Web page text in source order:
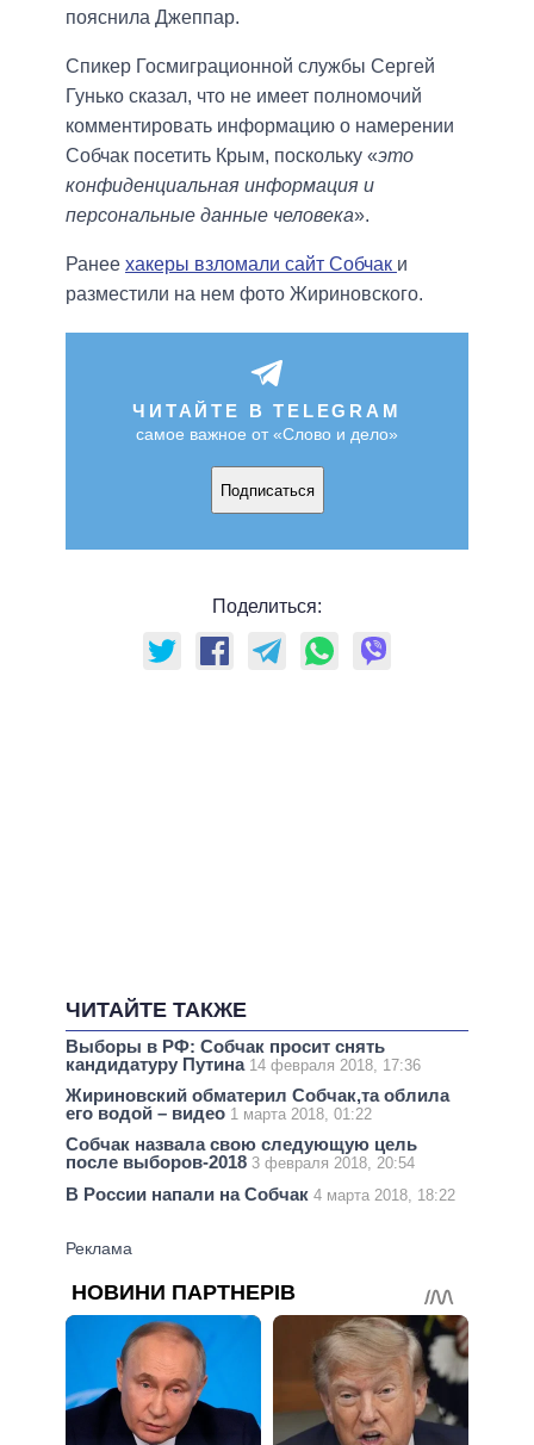
пояснила Джеппар.
Спикер Госмиграционной службы Сергей
Гунько сказал, что не имеет полномочий
комментировать информацию о намерении
Собчак посетить Крым, поскольку «это
конфиденциальная информация и
персональные данные человека».
Ранее хакеры взломали сайт Собчак и
разместили на нем фото Жириновского.
ЧИТАЙТЕ В TELEGRAM
самое важное от «Слово и дело»
Подписаться
Поделиться:
ЧИТАЙТЕ ТАКЖЕ
Выборы в РФ: Собчак просит снять
кандидатуру Путина 14 февраля 2018, 17:36
Жириновский обматерил Собчак,та облила
его водой – видео 1 марта 2018, 01:22
Собчак назвала свою следующую цель
после выборов-2018 3 февраля 2018, 20:54
В России напали на Собчак 4 марта 2018, 18:22